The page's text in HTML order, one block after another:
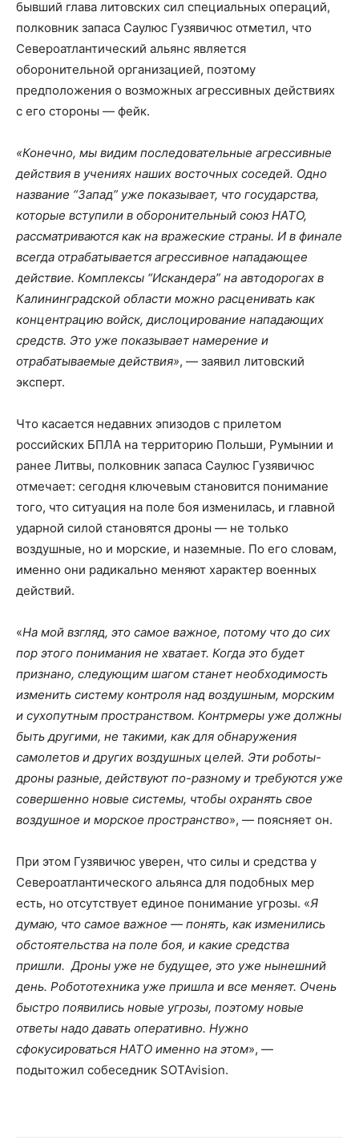
бывший глава литовских сил специальных операций,
полковник запаса Саулюс Гузявичюс отметил, что
Североатлантический альянс является
оборонительной организацией, поэтому
предположения о возможных агрессивных действиях
с его стороны — фейк.
«Конечно, мы видим последовательные агрессивные
действия в учениях наших восточных соседей. Одно
название “Запад” уже показывает, что государства,
которые вступили в оборонительный союз НАТО,
рассматриваются как на вражеские страны. И в финале
всегда отрабатывается агрессивное нападающее
действие. Комплексы “Искандера” на автодорогах в
Калининградской области можно расценивать как
концентрацию войск, дислоцирование нападающих
средств. Это уже показывает намерение и
отрабатываемые действия», — заявил литовский
эксперт.
Что касается недавних эпизодов с прилетом
российских БПЛА на территорию Польши, Румынии и
ранее Литвы, полковник запаса Саулюс Гузявичюс
отмечает: сегодня ключевым становится понимание
того, что ситуация на поле боя изменилась, и главной
ударной силой становятся дроны — не только
воздушные, но и морские, и наземные. По его словам,
именно они радикально меняют характер военных
действий.
«На мой взгляд, это самое важное, потому что до сих
пор этого понимания не хватает. Когда это будет
признано, следующим шагом станет необходимость
изменить систему контроля над воздушным, морским
и сухопутным пространством. Контрмеры уже должны
быть другими, не такими, как для обнаружения
самолетов и других воздушных целей. Эти роботы-
дроны разные, действуют по-разному и требуются уже
совершенно новые системы, чтобы охранять свое
воздушное и морское пространство», — поясняет он.
При этом Гузявичюс уверен, что силы и средства у
Североатлантического альянса для подобных мер
есть, но отсутствует единое понимание угрозы. «Я
думаю, что самое важное — понять, как изменились
обстоятельства на поле боя, и какие средства
пришли. Дроны уже не будущее, это уже нынешний
день. Робототехника уже пришла и все меняет. Очень
быстро появились новые угрозы, поэтому новые
ответы надо давать оперативно. Нужно
сфокусироваться НАТО именно на этом», —
подытожил собеседник SOTAvision.